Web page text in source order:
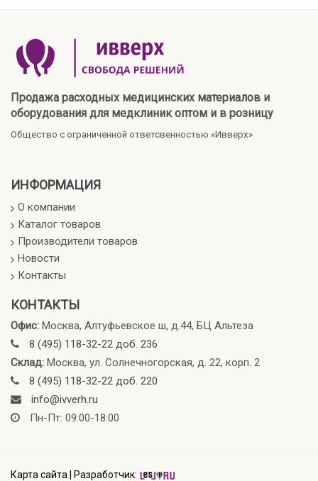
Продажа расходных медицинских материалов и
оборудования для медклиник оптом и в розницу
Общество с ограниченной ответсвенностью «Ивверх»
ИНФОРМАЦИЯ
О компании
Каталог товаров
Производители товаров
Новости
Контакты
КОНТАКТЫ
Офис: Москва, Алтуфьевское ш, д.44, БЦ Альтеза
8 (495) 118-32-22 доб. 236
Склад: Москва, ул. Солнечногорская, д. 22, корп. 2
8 (495) 118-32-22 доб. 220
info@ivverh.ru
Пн-Пт: 09:00-18:00
Карта сайта Разработчик: